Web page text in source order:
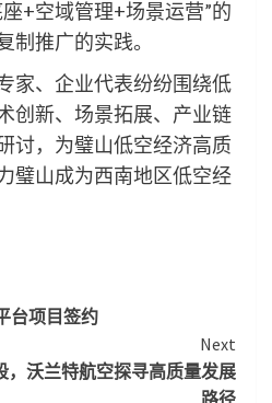
+空域管理+场景运营”的
制推广的实践。
、企业代表纷纷围绕低
创新、场景拓展、产业链
讨，为璧山低空经济高质
璧山成为西南地区低空经
台项目签约
Next
，沃兰特航空探寻高质量发展